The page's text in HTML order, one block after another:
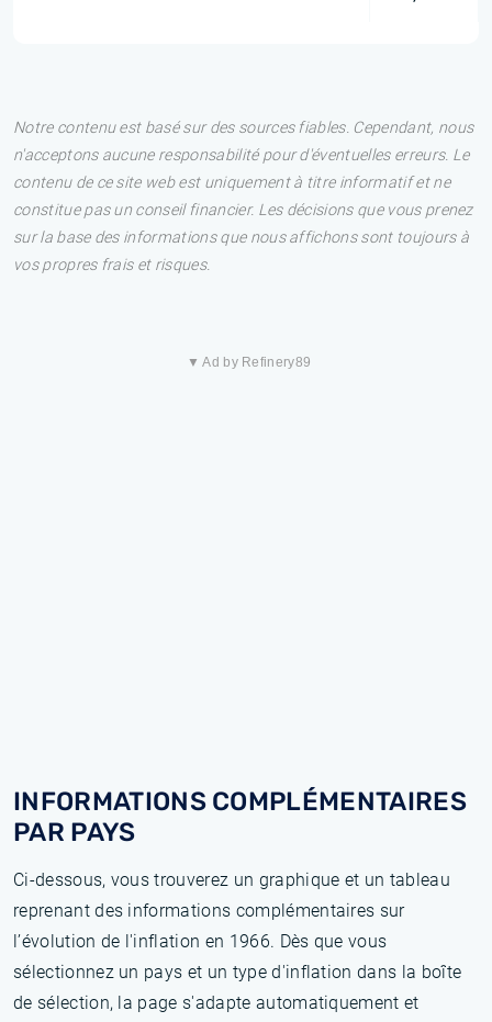
Notre contenu est basé sur des sources fiables. Cependant, nous
n'acceptons aucune responsabilité pour d'éventuelles erreurs. Le
contenu de ce site web est uniquement à titre informatif et ne
constitue pas un conseil financier. Les décisions que vous prenez
sur la base des informations que nous affichons sont toujours à
vos propres frais et risques.
▼ Ad by Refinery89
INFORMATIONS COMPLÉMENTAIRES
PAR PAYS
Ci-dessous, vous trouverez un graphique et un tableau
reprenant des informations complémentaires sur
l’évolution de l'inflation en 1966. Dès que vous
sélectionnez un pays et un type d'inflation dans la boîte
de sélection, la page s'adapte automatiquement et